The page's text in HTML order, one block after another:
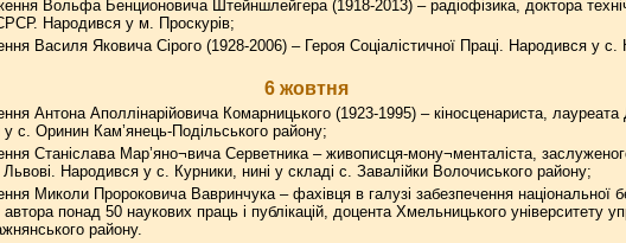
Вольфа Бенционовича Штейншлейгера (1918-2013) – радіофізика, доктора
Народився у м. Проскурів;
Василя Яковича Сірого (1928-2006) – Героя Соціалістичної Праці. Народився у с.
6 жовтня
Антона Аполлінарійовича Комарницького (1923-1995) – кіносценариста, лауреата
с. Оринин Кам’янець-Подільського району;
Станіслава Мар’яно¬вича Серветника – живописця-мону¬менталіста,
Народився у с. Курники, нині у складі с. Завалійки Волочиського району;
Миколи Пророковича Вавринчука – фахівця в галузі забезпечення національної
понад 50 наукових праць і публікацій, доцента Хмельницького університету
району.